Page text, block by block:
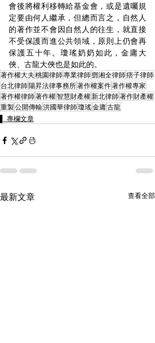
會後將權利移轉給基金會，或是遺囑規
定要由何人繼承，但總而言之，自然人
的著作並不會因自然人的往生，就直接
不受保護而進公共領域，原則上仍會再
保護五十年。瓊瑤奶奶如此，金庸大
俠、古龍大俠也是如此的。
著作權大夫桃園律師專業律師鄧湘全律師痞子律師
台北律師陽昇法律事務所著作權案件著作權專家
著作權律師著作權智慧財產權新北律師著作財產權
重製公開傳輸洪國華律師瓊瑤金庸古龍
▌ 專欄文章
最新文章 查看全部